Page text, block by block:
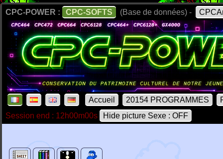
CPC-POWER : CPC-SOFTS (Base de données) -
Accueil 20154 PROGRAMMES
Session end : 12h00m00s
Hide picture Sexe : OFF